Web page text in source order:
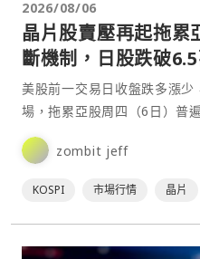
2026/08/06
晶片股賣壓再起拖累
斷機制，日股跌破
美股前一交易日收盤跌多漲
場，拖累亞股周四（6日）普
重挫逾5%，觸發SIDECAR
zombit jeff
KOSPI 市場行情 晶片